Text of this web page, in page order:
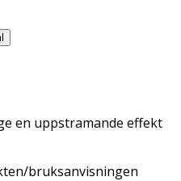
en uppstramande effekt
bruksanvisningen